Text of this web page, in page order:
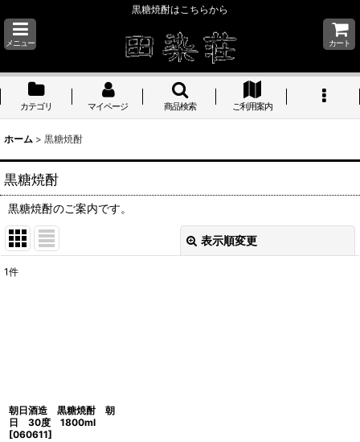
黒糖焼酎はこちらから
メニュー カート
カテゴリ マイページ 商品検索 ご利用案内
ホーム > 黒糖焼酎
黒糖焼酎
黒糖焼酎のご案内です。
表示順変更
1件
朝日酒造 黒糖焼酎 朝
日 30度 1800ml
[060611]